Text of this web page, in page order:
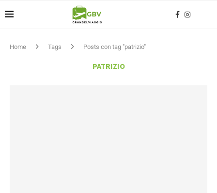
Home Tags Posts con tag "patrizio"
PATRIZIO